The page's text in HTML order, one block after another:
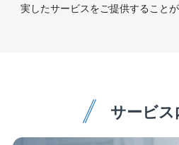
実したサービスをご提供することが
サービス